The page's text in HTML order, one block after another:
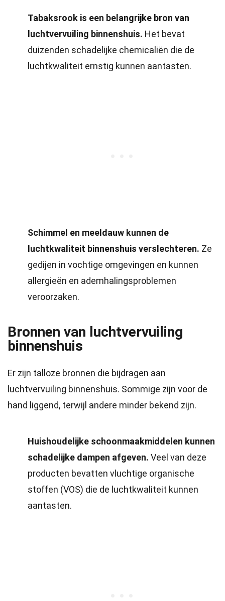
Tabaksrook is een belangrijke bron van
luchtvervuiling binnenshuis. Het bevat
duizenden schadelijke chemicaliën die de
luchtkwaliteit ernstig kunnen aantasten.
Schimmel en meeldauw kunnen de
luchtkwaliteit binnenshuis verslechteren. Ze
gedijen in vochtige omgevingen en kunnen
allergieën en ademhalingsproblemen
veroorzaken.
Bronnen van luchtvervuiling
binnenshuis
Er zijn talloze bronnen die bijdragen aan
luchtvervuiling binnenshuis. Sommige zijn voor de
hand liggend, terwijl andere minder bekend zijn.
Huishoudelijke schoonmaakmiddelen kunnen
schadelijke dampen afgeven. Veel van deze
producten bevatten vluchtige organische
stoffen (VOS) die de luchtkwaliteit kunnen
aantasten.